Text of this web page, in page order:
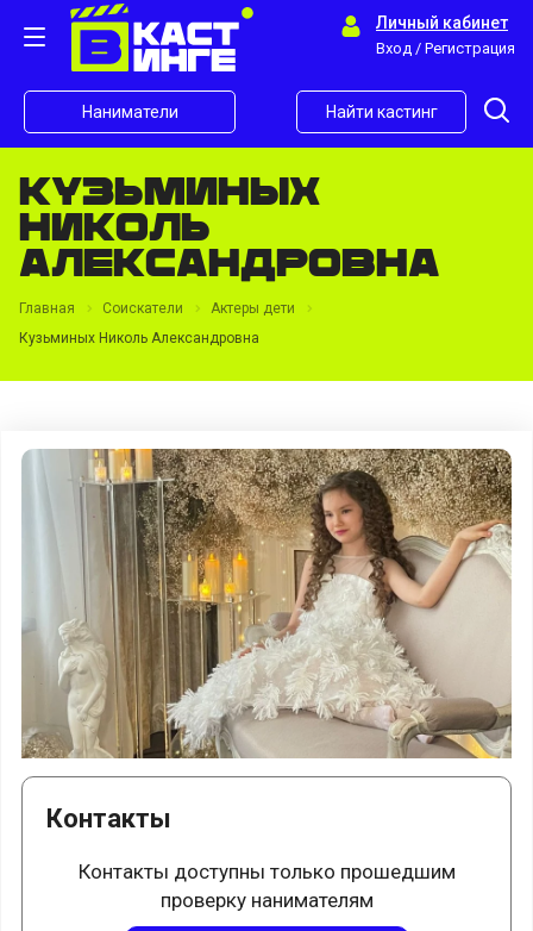
Личный кабинет
Вход / Регистрация
Наниматели Найти кастинг
Кузьминых
Николь
Александровна
Главная Соискатели
Актеры дети
Кузьминых Николь Александровна
Контакты
Контакты доступны только прошедшим
проверку нанимателям